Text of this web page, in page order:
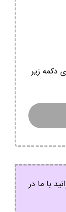
دکمه زیر
با ما در